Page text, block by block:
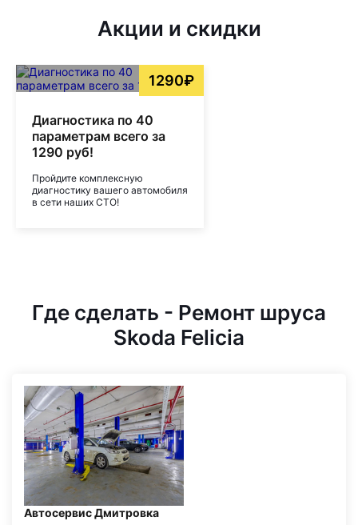
Акции и скидки
1290₽
Диагностика по 40
параметрам всего за
1290 руб!
Пройдите комплексную
диагностику вашего автомобиля
в сети наших СТО!
Где сделать - Ремонт шруса
Skoda Felicia
Автосервис Дмитровка